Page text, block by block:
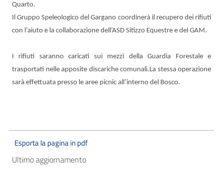
Quarto.
Il Gruppo Speleologico del Gargano coordinerà il recupero dei rifiuti
con l’aiuto e la collaborazione dell’ASD Sitizzo Equestre e del GAM.
I rifiuti saranno caricati sui mezzi della Guardia Forestale e
trasportati nelle apposite discariche comunali.La stessa operazione
sarà effettuata presso le aree picnic all’interno del Bosco.
Esporta la pagina in pdf
Ultimo aggiornamento